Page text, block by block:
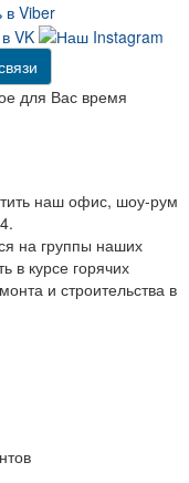
для Вас время
наш офис, шоу-рум
на группы наших
в курсе горячих
и строительства в